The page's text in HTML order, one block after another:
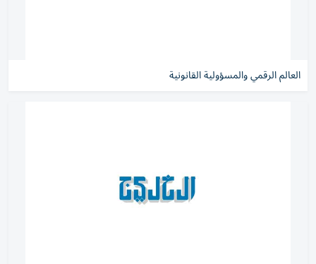
العالم الرقمي والمسؤولية القانونية